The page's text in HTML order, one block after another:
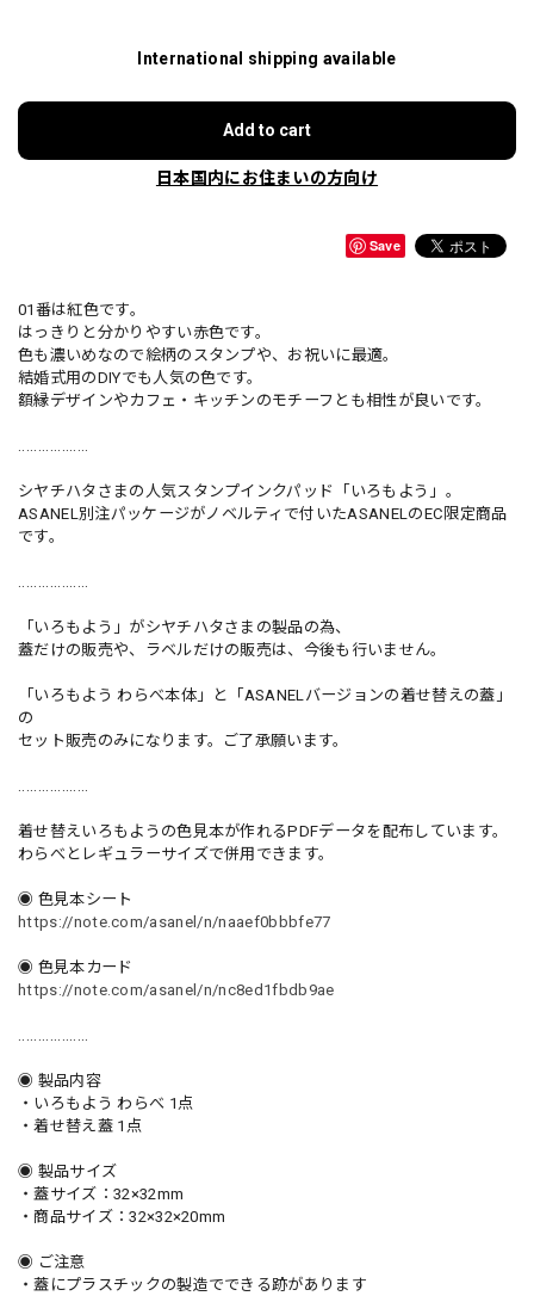
International shipping available
Add to cart
日本国内にお住まいの方向け
Save
01番は紅色です。
はっきりと分かりやすい赤色です。
色も濃いめなので絵柄のスタンプや、お祝いに最適。
結婚式用のDIYでも人気の色です。
額縁デザインやカフェ・キッチンのモチーフとも相性が良いです。
..................
シヤチハタさまの人気スタンプインクパッド「いろもよう」。
ASANEL別注パッケージがノベルティで付いたASANELのEC限定商品
です。
..................
「いろもよう」がシヤチハタさまの製品の為、
蓋だけの販売や、ラベルだけの販売は、今後も行いません。
「いろもよう わらべ本体」と「ASANELバージョンの着せ替えの蓋」
の
セット販売のみになります。ご了承願います。
..................
着せ替えいろもようの色見本が作れるPDFデータを配布しています。
わらべとレギュラーサイズで併用できます。
◉ 色見本シート
https://note.com/asanel/n/naaef0bbbfe77
◉ 色見本カード
https://note.com/asanel/n/nc8ed1fbdb9ae
..................
◉ 製品内容
・いろもよう わらべ 1点
・着せ替え蓋 1点
◉ 製品サイズ
・蓋サイズ：32×32mm
・商品サイズ：32×32×20mm
◉ ご注意
・蓋にプラスチックの製造でできる跡があります